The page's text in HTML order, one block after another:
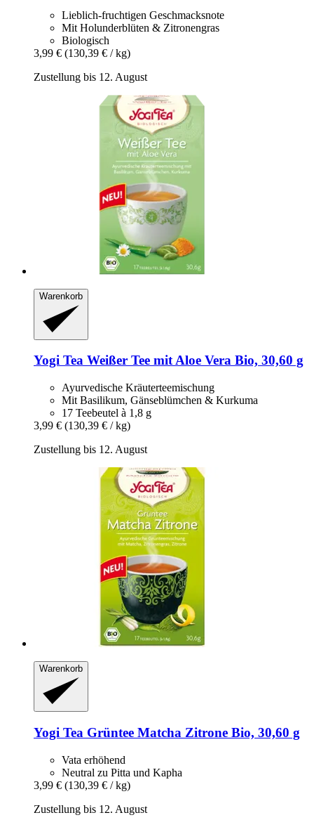
Lieblich-fruchtigen Geschmacksnote
Mit Holunderblüten & Zitronengras
Biologisch
3,99 € (130,39 € / kg)
Zustellung bis 12. August
Warenkorb
Yogi Tea Weißer Tee mit Aloe Vera Bio, 30,60 g
Ayurvedische Kräuterteemischung
Mit Basilikum, Gänseblümchen & Kurkuma
17 Teebeutel à 1,8 g
3,99 € (130,39 € / kg)
Zustellung bis 12. August
Warenkorb
Yogi Tea Grüntee Matcha Zitrone Bio, 30,60 g
Vata erhöhend
Neutral zu Pitta und Kapha
3,99 € (130,39 € / kg)
Zustellung bis 12. August